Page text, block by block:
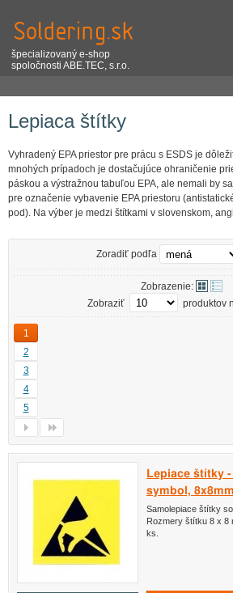
Lepiaca štítky
Vyhradený EPA priestor pre prácu s ESDS je
mnohých prípadoch je dostačujúce ohraničenie
páskou a výstražnou tabuľou EPA, ale nemali by
pre označenie vybavenie EPA priestoru
pod). Na výber je medzi štítkami v slovenskom,
Zoradiť podľa
Zobrazenie:
Zobraziť
produktov
1
2
3
4
5
Lepiace štítky
symbol,
Samolepiace štítky
Rozmery štítku 8 x 8
ks.
špecializovaný e-shop
spoločnosti ABE.TEC, s.r.o.
Počet produktov:0
Heslo: